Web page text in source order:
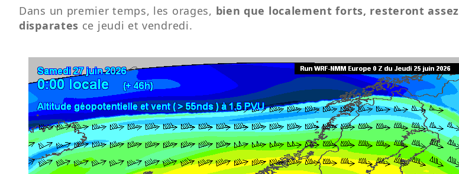
Dans un premier temps, les orages, bien que localement forts, resteront assez
disparates ce jeudi et vendredi.